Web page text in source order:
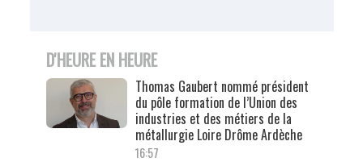
D'HEURE EN HEURE
Thomas Gaubert nommé président
du pôle formation de l’Union des
industries et des métiers de la
métallurgie Loire Drôme Ardèche
16:57